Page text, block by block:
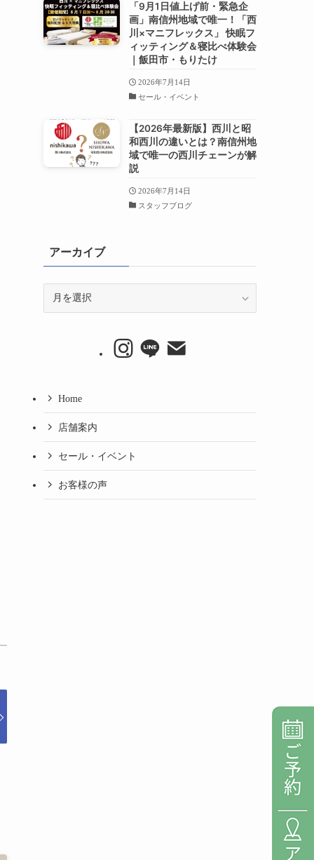
「9月1日値上げ前・緊急企
画」南信州地域で唯一！「西
川×マニフレックス」 快眠フ
ィッティング＆寝比べ体験会
｜飯田市・もりたけ
2026年7月14日
セール・イベント
【2026年最新版】西川と昭
和西川の違いとは？南信州地
域で唯一の西川チェーンが解
説
2026年7月14日
スタッフブログ
アーカイブ
Home
店舗案内
セール・イベント
お客様の声